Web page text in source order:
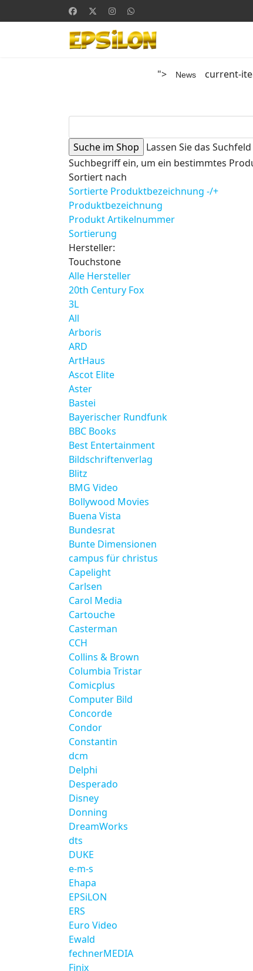
"> News current-
Lassen Sie das
Suchbegriff ein, um ein bestimmtes
Sortiert nach
Sortierte Produktbezeichnung -/+
Produktbezeichnung
Produkt Artikelnummer
Sortierung
Hersteller:
Touchstone
Alle Hersteller
20th Century Fox
3L
All
Arboris
ARD
ArtHaus
Ascot Elite
Aster
Bastei
Bayerischer Rundfunk
BBC Books
Best Entertainment
Bildschriftenverlag
Blitz
BMG Video
Bollywood Movies
Buena Vista
Bundesrat
Bunte Dimensionen
campus für christus
Capelight
Carlsen
Carol Media
Cartouche
Casterman
CCH
Collins & Brown
Columbia Tristar
Comicplus
Computer Bild
Concorde
Condor
Constantin
dcm
Delphi
Desperado
Disney
Donning
DreamWorks
dts
DUKE
e-m-s
Ehapa
EPSiLON
ERS
Euro Video
Ewald
fechnerMEDIA
Finix